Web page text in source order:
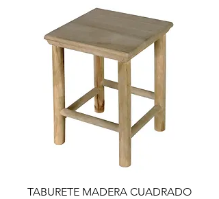
TABURETE MADERA CUADRADO